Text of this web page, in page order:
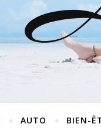
AUTO BIEN-